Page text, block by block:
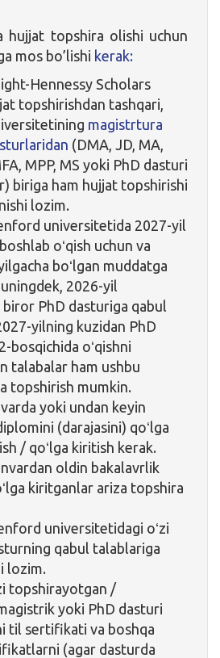
hujjat topshira olishi uchun
mos bo’lishi kerak:
Hennessy Scholars
topshirishdan tashqari,
magistrtura
(DMA, JD, MA,
MPP, MS yoki PhD dasturi
biriga ham hujjat topshirishi
lozim.
universitetida 2027-yil
oʻqish uchun va
boʻlgan muddatga
2026-yil
PhD dasturiga qabul
yilning kuzidan PhD
bosqichida oʻqishni
talabalar ham ushbu
topshirish mumkin.
yoki undan keyin
(darajasini) qoʻlga
/ qoʻlga kiritish kerak.
oldin bakalavrlik
kiritganlar ariza topshira
universitetidagi oʻzi
qabul talablariga
lozim.
topshirayotgan /
yoki PhD dasturi
til sertifikati va boshqa
(agar dasturda